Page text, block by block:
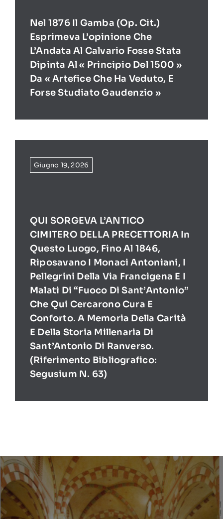
Nel 1876 Il Gamba (op. Cit.)
Esprimeva L’opinione Che
L’Andata Al Calvario Fosse Stata
Dipinta Al « Principio Del 1500 »
Da « Artefice Che Ha Veduto, E
Forse Studiato Gaudenzio »
Giugno 19, 2026
QUI SORGEVA L’ANTICO
CIMITERO DELLA PRECETTORIA In
Questo Luogo, Fino Al 1846,
Riposavano I Monaci Antoniani, I
Pellegrini Della Via Francigena E I
Malati Di “Fuoco Di Sant’Antonio”
Che Qui Cercarono Cura E
Conforto. A Memoria Della Carità
E Della Storia Millenaria Di
Sant’Antonio Di Ranverso.
(Riferimento Bibliografico:
Segusium N. 63)